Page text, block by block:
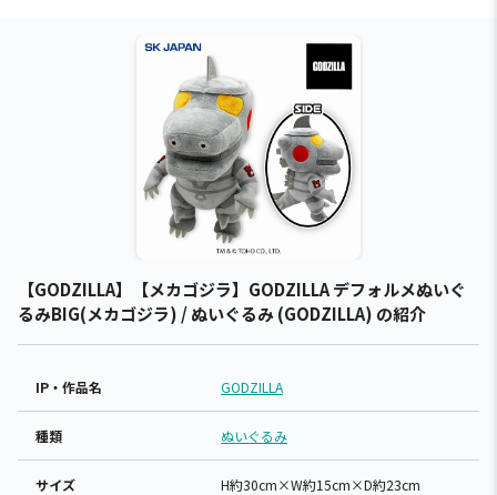
【GODZILLA】【メカゴジラ】GODZILLA デフォルメぬいぐ
るみBIG(メカゴジラ) / ぬいぐるみ (GODZILLA) の紹介
IP・作品名 GODZILLA
種類 ぬいぐるみ
サイズ H約30cm×W約15cm×D約23cm